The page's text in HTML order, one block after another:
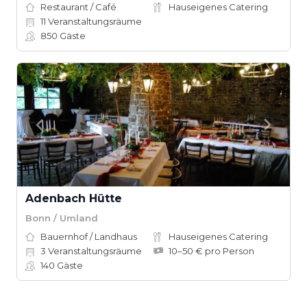
Restaurant / Café
Hauseigenes Catering
11 Veranstaltungsräume
850 Gäste
Adenbach Hütte
Bonn / Umland
Bauernhof / Landhaus
Hauseigenes Catering
3 Veranstaltungsräume
10–50 € pro Person
140 Gäste